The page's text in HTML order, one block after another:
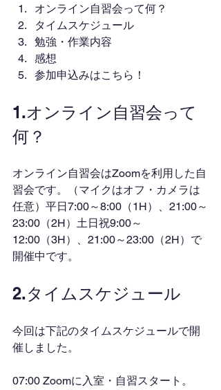
オンライン自習会って何？
タイムスケジュール
勉強・作業内容
感想
参加申込みはこちら！
1.オンライン自習会って
何？
オンライン自習会はZoomを利用した自
習会です。（マイクはオフ・カメラは
任意）平日7:00～8:00（1H）、21:00～
23:00（2H）土日祝9:00～
12:00（3H）、21:00～23:00（2H）で
開催中です。
2.タイムスケジュール
今回は下記のタイムスケジュールで開
催しました。
07:00 Zoomに入室・自習スタート。